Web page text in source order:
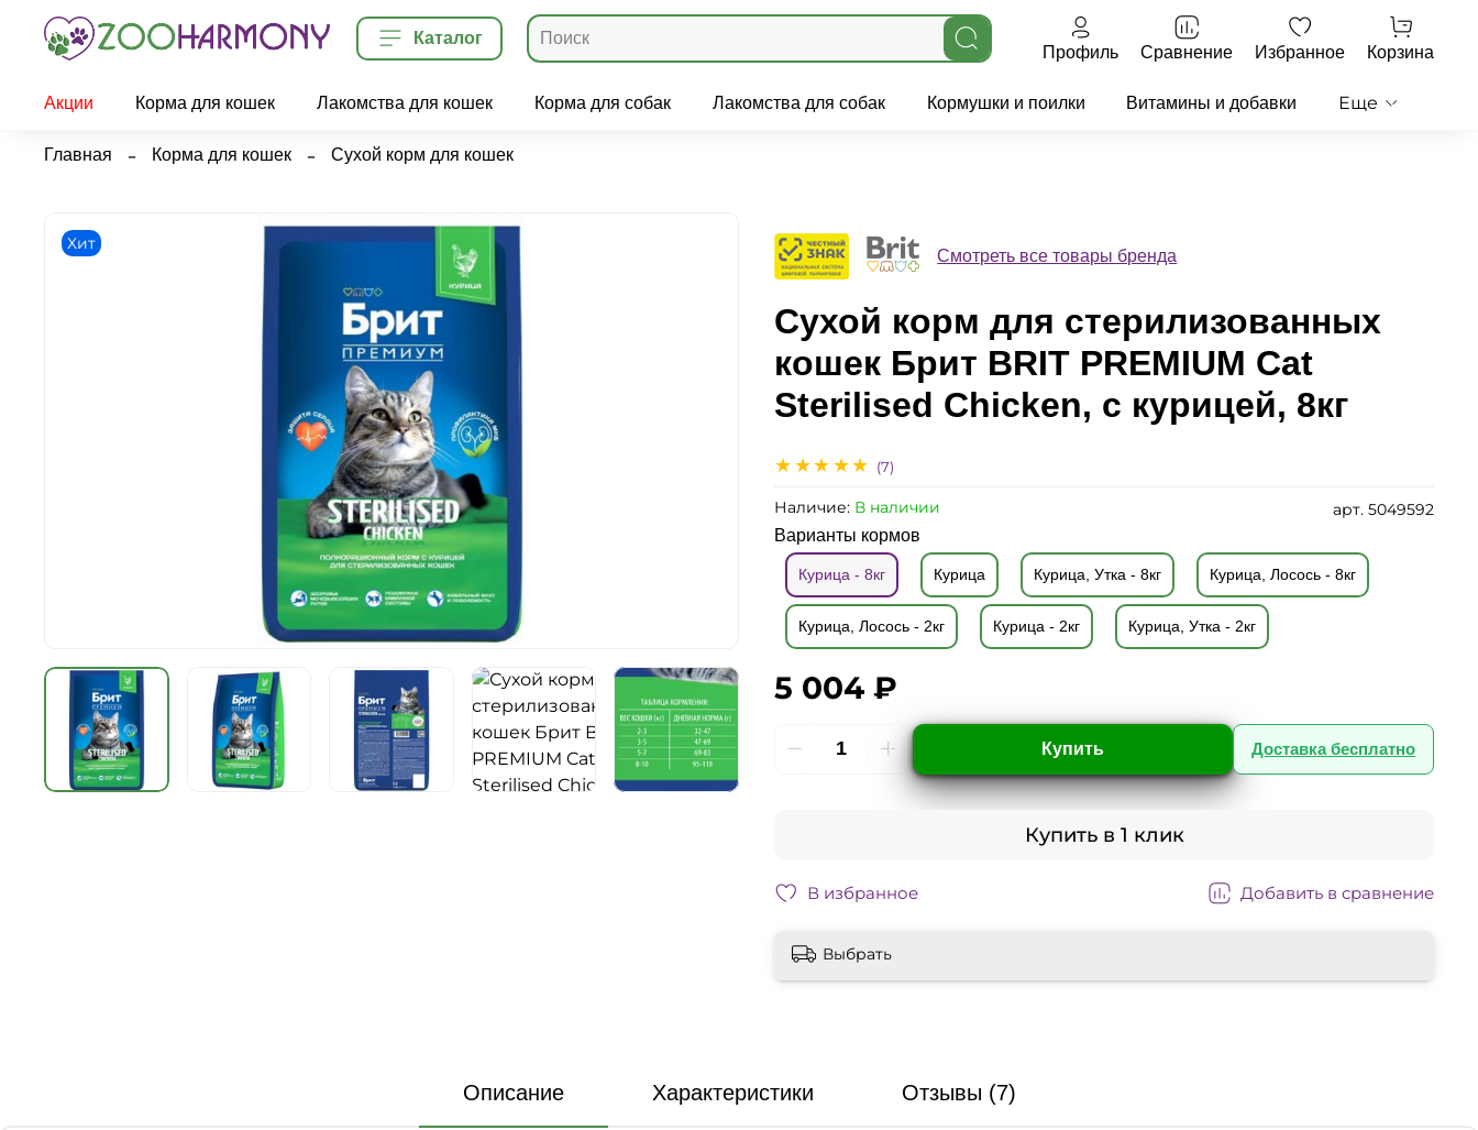
Каталог
Профиль Сравнение Избранное Корзина
Акции Корма для кошек Лакомства для кошек Корма для собак Лакомства для собак Кормушки и поилки Витамины и добавки Еще
Главная Корма для кошек Сухой корм для кошек
(7)
арт. 5049592
Наличие: В наличии
Хит
Смотреть все товары бренда
Сухой корм для стерилизованных
кошек Брит BRIT PREMIUM Cat
Sterilised Chicken, с курицей, 8кг
Варианты кормов
Курица - 8кг Курица Курица, Утка - 8кг Курица, Лосось - 8кг
Курица, Лосось - 2кг Курица - 2кг Курица, Утка - 2кг
5 004 ₽
Купить Доставка бесплатно
Купить в 1 клик
В избранное Добавить в сравнение
Выбрать
Описание Характеристики Отзывы (7)